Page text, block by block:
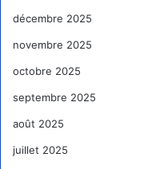
décembre 2025
novembre 2025
octobre 2025
septembre 2025
août 2025
juillet 2025